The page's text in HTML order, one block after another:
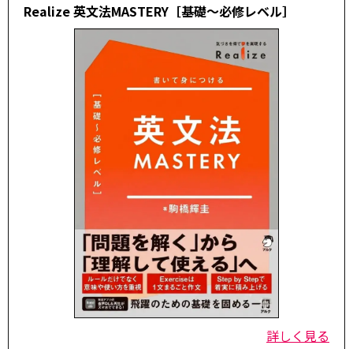
Realize 英文法MASTERY［基礎～必修レベル］
詳しく見る